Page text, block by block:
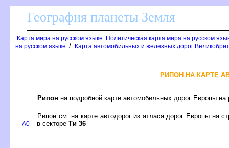
География планеты Земля
Карта мира на русском языке. Политическая карта мира на русском
на русском языке / Карта автомобильных и железных дорог
РИПОН НА КАРТЕ
Рипон на подробной карте автомобильных дорог Европы
Рипон см. на карте автодорог из атласа дорог Европы на
A0 - в секторе Ти 36